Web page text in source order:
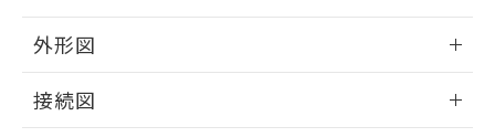
外形図
接続図